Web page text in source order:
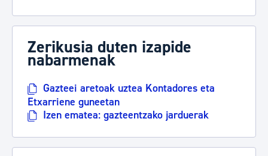
Zerikusia duten izapide
nabarmenak
Gazteei aretoak uztea Kontadores eta
Etxarriene guneetan
Izen ematea: gazteentzako jarduerak